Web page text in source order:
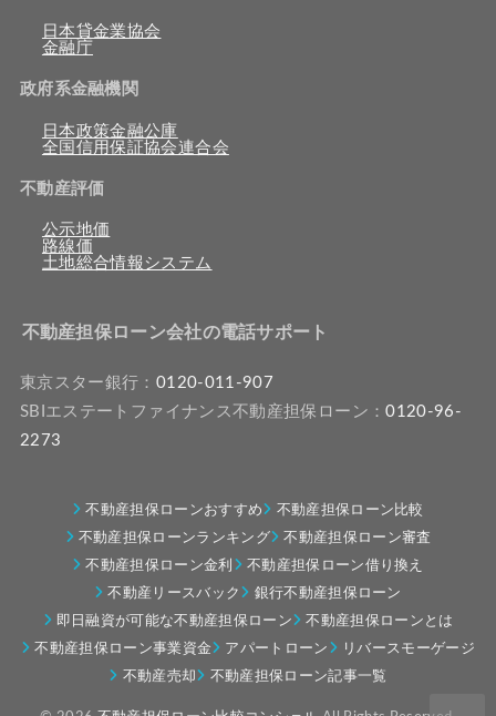
日本貸金業協会
金融庁
政府系金融機関
日本政策金融公庫
全国信用保証協会連合会
不動産評価
公示地価
路線価
土地総合情報システム
不動産担保ローン会社の電話サポート
東京スター銀行： 0120-011-907
SBIエステートファイナンス不動産担保ローン：0120-96-
2273
不動産担保ローンおすすめ
不動産担保ローン比較
不動産担保ローンランキング
不動産担保ローン審査
不動産担保ローン金利
不動産担保ローン借り換え
不動産リースバック
銀行不動産担保ローン
即日融資が可能な不動産担保ローン
不動産担保ローンとは
不動産担保ローン事業資金
アパートローン
リバースモーゲージ
不動産売却
不動産担保ローン記事一覧